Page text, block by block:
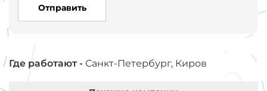
В результате, я получила бесценный практический опыт,
за которым и приходила в компанию. Стажер, Рогова
Отправить
Где работают - Санкт-Петербург, Киров